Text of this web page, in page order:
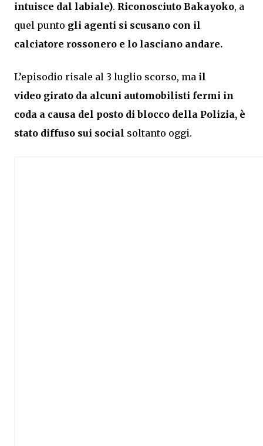
intuisce dal labiale). Riconosciuto Bakayoko, a
quel punto gli agenti si scusano con il
calciatore rossonero e lo lasciano andare.
L’episodio risale al 3 luglio scorso, ma il
video girato da alcuni automobilisti fermi in
coda a causa del posto di blocco della Polizia, è
stato diffuso sui social soltanto oggi.